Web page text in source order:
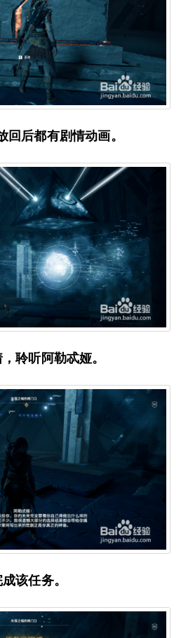
回后都有剧情动画。
聆听阿勒忒娅。
该任务。